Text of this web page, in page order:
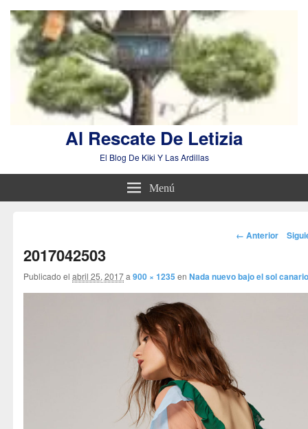
Al Rescate De Letizia
El Blog De Kiki Y Las Ardillas
Menú
Navegador
← Anterior
2017042503
Publicado el abril 25, 2017a900 × 1235 enNada nuevo bajo el sol